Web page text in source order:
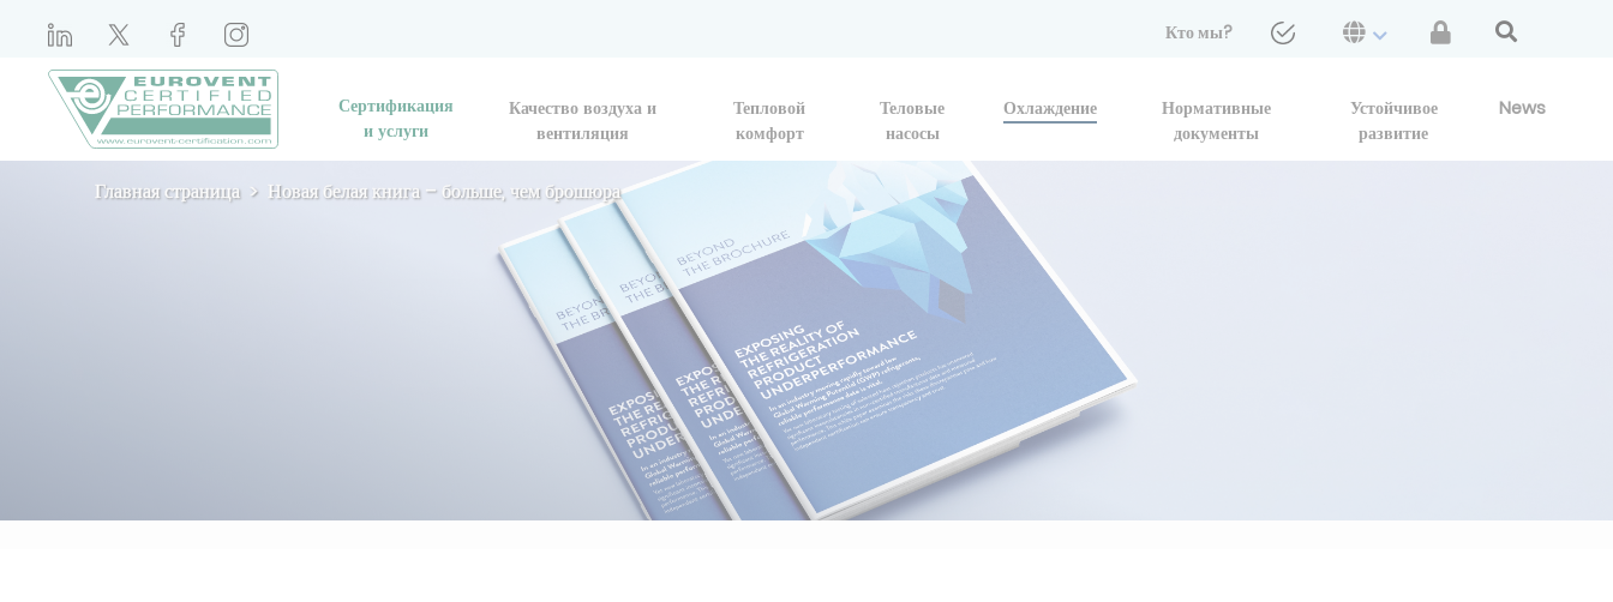
Кто мы?
Сертификация
и услуги
Качество воздуха и
вентиляция
Тепловой
комфорт
Теловые
насосы
Охлаждение
Нормативные
документы
Устойчивое
развитие
News
Главная страница Новая белая книга – больше, чем брошюра